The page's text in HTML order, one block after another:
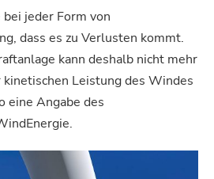
jeder Form von
dass es zu Verlusten kommt.
kann deshalb nicht mehr
Leistung des Windes
eine Angabe des